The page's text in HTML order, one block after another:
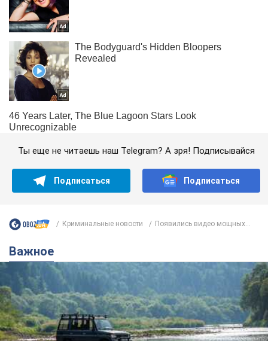
Ты еще не читаешь наш Telegram? А зря! Подписывайся
Подписаться Подписаться
Криминальные новости Появились видео мощных...
Важное